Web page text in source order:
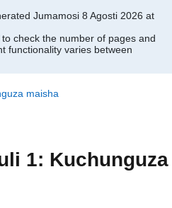
Jumamosi 8 Agosti 2026 at
check the number of pages and
functionality varies between
maisha
1: Kuchunguza